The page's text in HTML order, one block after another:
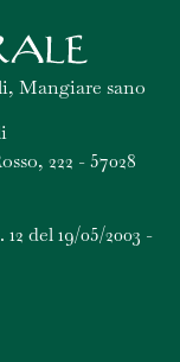
Mangiare sano
222 - 57028
del 19/05/2003 -